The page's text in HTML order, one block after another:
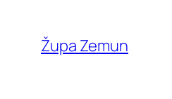
content
Župa Zemun